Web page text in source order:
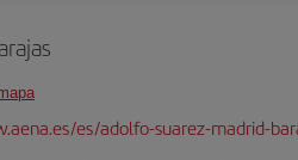
es/adolfo-suarez-madrid-